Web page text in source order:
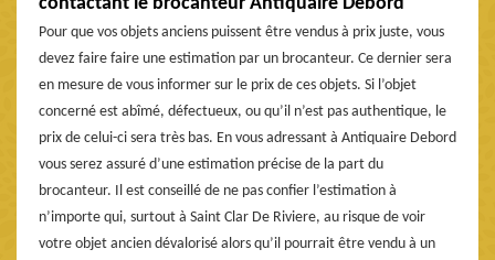
Pour que vos objets anciens puissent être vendus à prix juste, vous
devez faire faire une estimation par un brocanteur. Ce dernier sera
en mesure de vous informer sur le prix de ces objets. Si l’objet
concerné est abîmé, défectueux, ou qu’il n’est pas authentique, le
prix de celui-ci sera très bas. En vous adressant à Antiquaire Debord
vous serez assuré d’une estimation précise de la part du
brocanteur. Il est conseillé de ne pas confier l’estimation à
n’importe qui, surtout à Saint Clar De Riviere, au risque de voir
votre objet ancien dévalorisé alors qu’il pourrait être vendu à un